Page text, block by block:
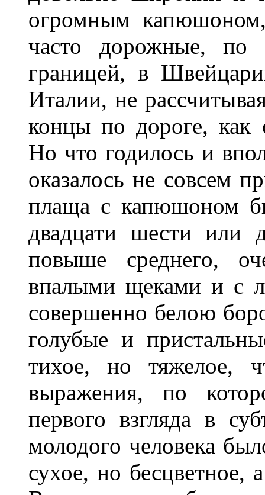
огромным капюшоном,
часто дорожные, по
границей, в
Италии, не
концы по дороге, как
Но что годилось и
оказалось не совсем
плаща с капюшоном
двадцати шести или
повыше среднего,
впалыми щеками и с
совершенно белою
голубые и
тихое, но тяжелое,
выражения, по
первого взгляда в
молодого человека
сухое, но бесцветное,